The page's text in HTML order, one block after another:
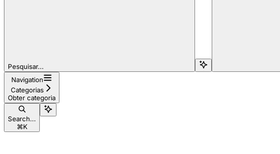
Pesquisar...
Navigation
Categorias
Obter categoria
Search...
⌘K